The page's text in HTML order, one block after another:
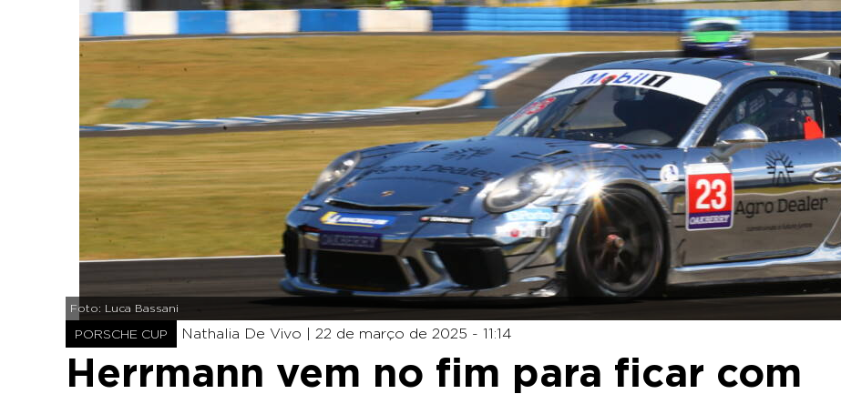
Foto: Luca Bassani
PORSCHE CUP Nathalia De Vivo | 22 de março de 2025 - 11:14
Herrmann vem no fim para ficar com